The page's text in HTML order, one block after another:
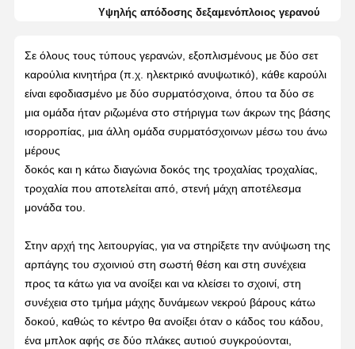
Υψηλής απόδοσης δεξαμενόπλοιος γερανού
Σε όλους τους τύπους γερανών, εξοπλισμένους με δύο σετ
καρούλια κινητήρα (π.χ. ηλεκτρικό ανυψωτικό), κάθε καρούλι
είναι εφοδιασμένο με δύο συρματόσχοινα, όπου τα δύο σε
μια ομάδα ήταν ριζωμένα στο στήριγμα των άκρων της βάσης
ισορροπίας, μια άλλη ομάδα συρματόσχοινων μέσω του άνω
μέρους
δοκός και η κάτω διαγώνια δοκός της τροχαλίας τροχαλίας,
τροχαλία που αποτελείται από, στενή μάχη αποτέλεσμα
μονάδα του.
Στην αρχή της λειτουργίας, για να στηρίξετε την ανύψωση της
αρπάγης του σχοινιού στη σωστή θέση και στη συνέχεια
προς τα κάτω για να ανοίξει και να κλείσει το σχοινί, στη
συνέχεια στο τμήμα μάχης δυνάμεων νεκρού βάρους κάτω
δοκού, καθώς το κέντρο θα ανοίξει όταν ο κάδος του κάδου,
ένα μπλοκ αφής σε δύο πλάκες αυτιού συγκρούονται,